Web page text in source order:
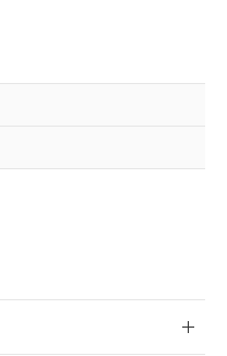
用者が、当社の製
お客様との取
とは、"個人情報
ンロードするこ
非含有証明書
までの期間は出
ることから備考